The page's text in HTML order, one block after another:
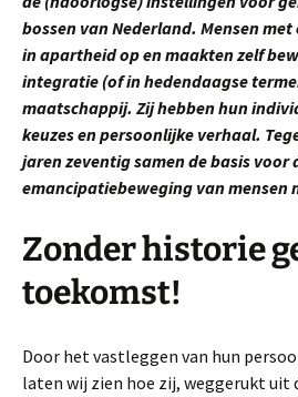
bossen van Nederland. Mensen
in apartheid op en maakten zelf
integratie (of in hedendaagse
maatschappij. Zij hebben hun
keuzes en persoonlijke verhaal.
jaren zeventig samen de basis voor
emancipatiebeweging van mensen
Zonder historie
toekomst!
Door het vastleggen van hun
laten wij zien hoe zij, weggerukt uit